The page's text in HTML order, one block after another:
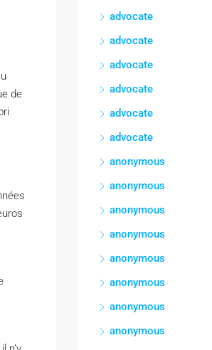
de
advocate
advocate
advocate
advocate
advocate
advocate
anonymous
anonymous
anonymous
anonymous
anonymous
anonymous
anonymous
anonymous